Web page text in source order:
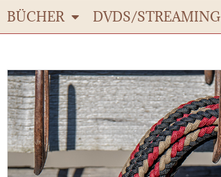
BÜCHER DVDS/STREAMING